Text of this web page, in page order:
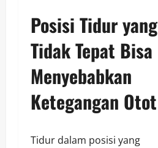
Posisi Tidur yang
Tidak Tepat Bisa
Menyebabkan
Ketegangan Otot
Tidur dalam posisi yang